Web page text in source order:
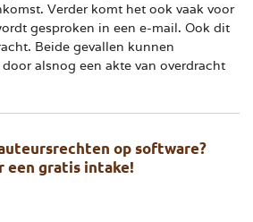
Verder komt het ook vaak voor
gesproken in een e-mail. Ook dit
Beide gevallen kunnen
alsnog een akte van overdracht
op software?
een gratis intake!